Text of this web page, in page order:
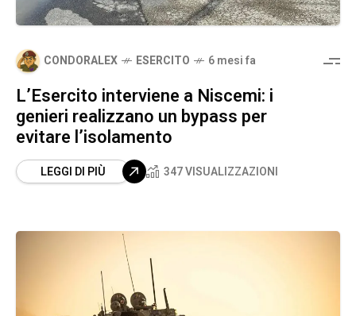
CONDORALEX ESERCITO 6 mesi fa
L’Esercito interviene a Niscemi: i
genieri realizzano un bypass per
evitare l’isolamento
LEGGI DI PIÙ 347 VISUALIZZAZIONI